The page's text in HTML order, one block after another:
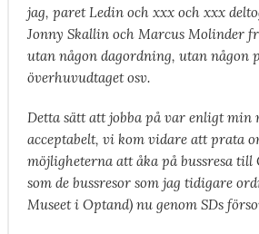
jag, paret Ledin och xxx och xxx
Jonny Skallin och Marcus Molinder
utan någon dagordning, utan någon
överhuvudtaget osv.
Detta sätt att jobba på var enligt min
acceptabelt, vi kom vidare att prata
möjligheterna att åka på bussresa till
som de bussresor som jag tidigare
Museet i Optand) nu genom SDs